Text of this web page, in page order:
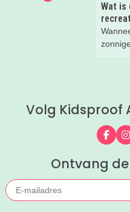
Wat is
tips.
Volg Kidsproof
Volg
Ontvang